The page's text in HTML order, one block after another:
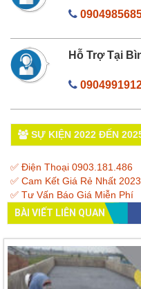
Hỗ Trợ Tại
SỰ KIỆN 2022 ĐẾN
✅ Điện Thoại 0903.181.486
✅ Cam Kết Giá Rẻ Nhất 2023
✅ Tư Vấn Báo Giá Miễn Phí
BÀI VIẾT LIÊN QUAN